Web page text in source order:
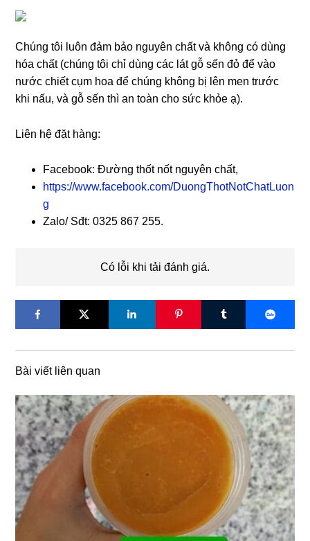
Chúng tôi luôn đảm bảo nguyên chất và không có dùng
hóa chất (chúng tôi chỉ dùng các lát gỗ sến đỏ để vào
nước chiết cụm hoa để chúng không bị lên men trước
khi nấu, và gỗ sến thì an toàn cho sức khỏe ạ).
Liên hệ đặt hàng:
Facebook: Đường thốt nốt nguyên chất,
https://www.facebook.com/DuongThotNotChatLuon
g
Zalo/ Sđt: 0325 867 255.
Có lỗi khi tải đánh giá.
Bài viết liên quan